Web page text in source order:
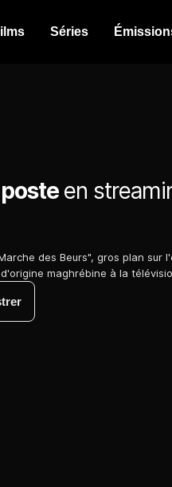
Séries
en
des Beurs", gros plan sur
maghrébine à la